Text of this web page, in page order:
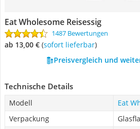
Eat Wholesome Reisessig
1487 Bewertungen
ab 13,00 € ( Sofort lieferbar)
Preisvergleich und
Technische Details
Modell
Eat
Verpackung